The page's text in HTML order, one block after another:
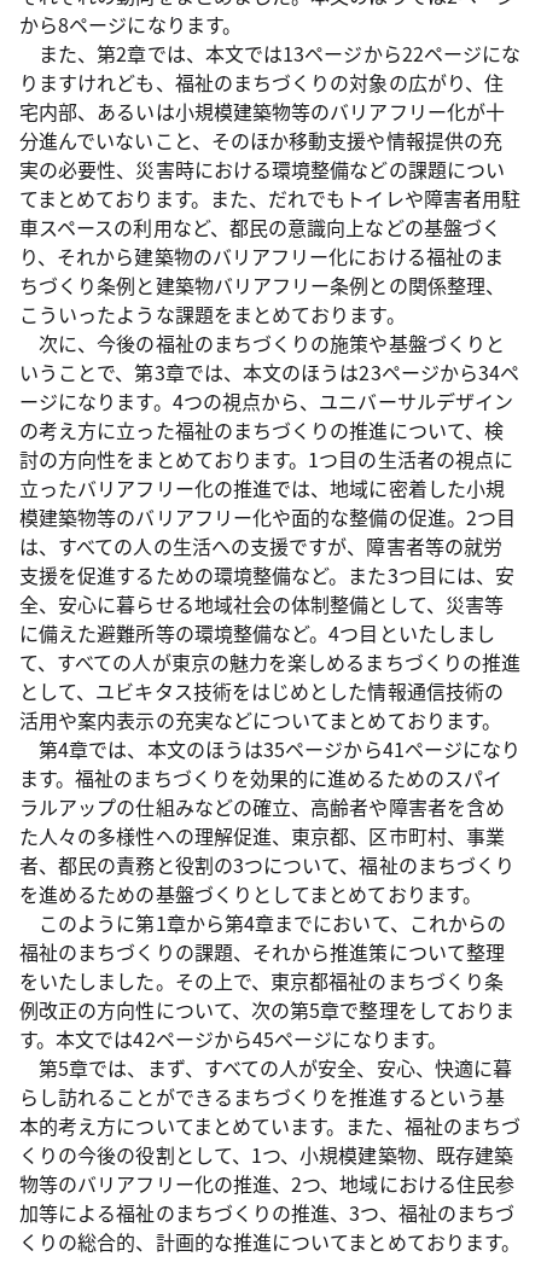
から8ページになります。
また、第2章では、本文では13ページから22ページにな
りますけれども、福祉のまちづくりの対象の広がり、住
宅内部、あるいは小規模建築物等のバリアフリー化が十
分進んでいないこと、そのほか移動支援や情報提供の充
実の必要性、災害時における環境整備などの課題につい
てまとめております。また、だれでもトイレや障害者用駐
車スペースの利用など、都民の意識向上などの基盤づく
り、それから建築物のバリアフリー化における福祉のま
ちづくり条例と建築物バリアフリー条例との関係整理、
こういったような課題をまとめております。
次に、今後の福祉のまちづくりの施策や基盤づくりと
いうことで、第3章では、本文のほうは23ページから34ペ
ージになります。4つの視点から、ユニバーサルデザイン
の考え方に立った福祉のまちづくりの推進について、検
討の方向性をまとめております。1つ目の生活者の視点に
立ったバリアフリー化の推進では、地域に密着した小規
模建築物等のバリアフリー化や面的な整備の促進。2つ目
は、すべての人の生活への支援ですが、障害者等の就労
支援を促進するための環境整備など。また3つ目には、安
全、安心に暮らせる地域社会の体制整備として、災害等
に備えた避難所等の環境整備など。4つ目といたしまし
て、すべての人が東京の魅力を楽しめるまちづくりの推進
として、ユビキタス技術をはじめとした情報通信技術の
活用や案内表示の充実などについてまとめております。
第4章では、本文のほうは35ページから41ページになり
ます。福祉のまちづくりを効果的に進めるためのスパイ
ラルアップの仕組みなどの確立、高齢者や障害者を含め
た人々の多様性への理解促進、東京都、区市町村、事業
者、都民の責務と役割の3つについて、福祉のまちづくり
を進めるための基盤づくりとしてまとめております。
このように第1章から第4章までにおいて、これからの
福祉のまちづくりの課題、それから推進策について整理
をいたしました。その上で、東京都福祉のまちづくり条
例改正の方向性について、次の第5章で整理をしておりま
す。本文では42ページから45ページになります。
第5章では、まず、すべての人が安全、安心、快適に暮
らし訪れることができるまちづくりを推進するという基
本的考え方についてまとめています。また、福祉のまちづ
くりの今後の役割として、1つ、小規模建築物、既存建築
物等のバリアフリー化の推進、2つ、地域における住民参
加等による福祉のまちづくりの推進、3つ、福祉のまちづ
くりの総合的、計画的な推進についてまとめております。